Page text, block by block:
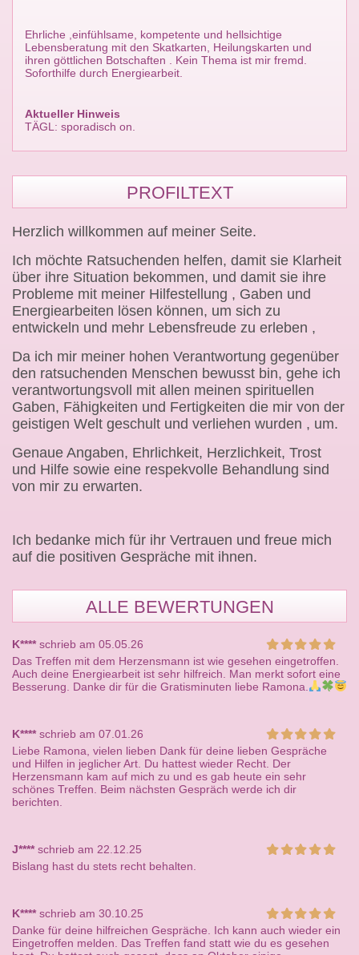
Ehrliche ,einfühlsame, kompetente und hellsichtige
Lebensberatung mit den Skatkarten, Heilungskarten und
ihren göttlichen Botschaften . Kein Thema ist mir fremd.
Soforthilfe durch Energiearbeit.
Aktueller Hinweis
TÄGL: sporadisch on.
PROFILTEXT
Herzlich willkommen auf meiner Seite.
Ich möchte Ratsuchenden helfen, damit sie Klarheit
über ihre Situation bekommen, und damit sie ihre
Probleme mit meiner Hilfestellung , Gaben und
Energiearbeiten lösen können, um sich zu
entwickeln und mehr Lebensfreude zu erleben ,
Da ich mir meiner hohen Verantwortung gegenüber
den ratsuchenden Menschen bewusst bin, gehe ich
verantwortungsvoll mit allen meinen spirituellen
Gaben, Fähigkeiten und Fertigkeiten die mir von der
geistigen Welt geschult und verliehen wurden , um.
Genaue Angaben, Ehrlichkeit, Herzlichkeit, Trost
und Hilfe sowie eine respekvolle Behandlung sind
von mir zu erwarten.
Ich bedanke mich für ihr Vertrauen und freue mich
auf die positiven Gespräche mit ihnen.
ALLE BEWERTUNGEN
K****schrieb am 05.05.26
Das Treffen mit dem Herzensmann ist wie gesehen eingetroffen.
Auch deine Energiearbeit ist sehr hilfreich. Man merkt sofort eine
Besserung. Danke dir für die Gratisminuten liebe Ramona.
K****schrieb am 07.01.26
Liebe Ramona, vielen lieben Dank für deine lieben Gespräche
und Hilfen in jeglicher Art. Du hattest wieder Recht. Der
Herzensmann kam auf mich zu und es gab heute ein sehr
schönes Treffen. Beim nächsten Gespräch werde ich dir
berichten.
J****schrieb am 22.12.25
Bislang hast du stets recht behalten.
K****schrieb am 30.10.25
Danke für deine hilfreichen Gespräche. Ich kann auch wieder ein
Eingetroffen melden. Das Treffen fand statt wie du es gesehen